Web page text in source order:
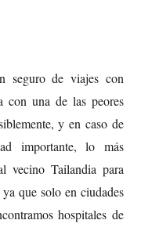
seguro de viajes con
con una de las peores
y en caso de
importante, lo más
vecino Tailandia para
que solo en ciudades
hospitales de